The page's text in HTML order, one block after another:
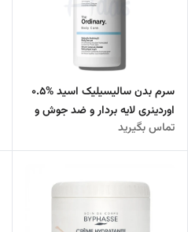
سرم بدن سالیسیلیک اسید %0.5
اوردینری لایه بردار و ضد جوش و
آکنه
تماس بگیرید